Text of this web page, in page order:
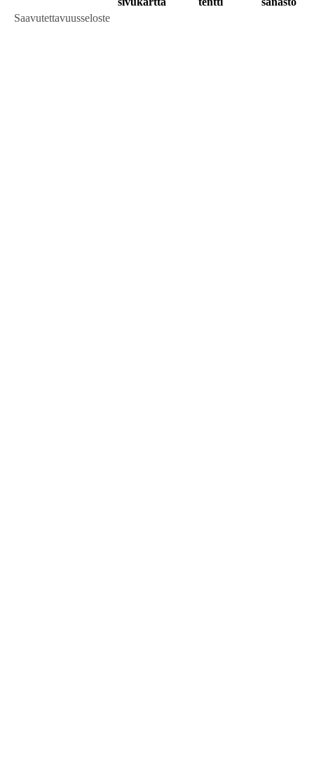
Saavutettavuusseloste